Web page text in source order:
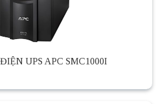
UPS APC SMC1000I